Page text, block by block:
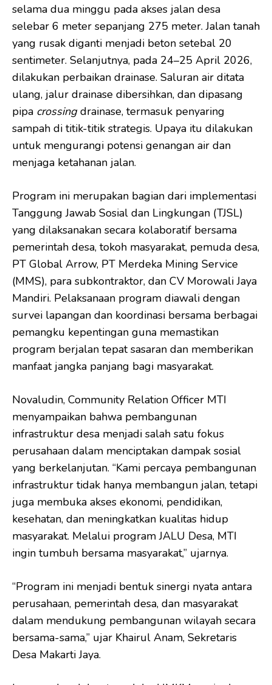
selama dua minggu pada akses jalan desa
selebar 6 meter sepanjang 275 meter. Jalan tanah
yang rusak diganti menjadi beton setebal 20
sentimeter. Selanjutnya, pada 24–25 April 2026,
dilakukan perbaikan drainase. Saluran air ditata
ulang, jalur drainase dibersihkan, dan dipasang
pipa crossingdrainase, termasuk penyaring
sampah di titik-titik strategis. Upaya itu dilakukan
untuk mengurangi potensi genangan air dan
menjaga ketahanan jalan.
Program ini merupakan bagian dari implementasi
Tanggung Jawab Sosial dan Lingkungan (TJSL)
yang dilaksanakan secara kolaboratif bersama
pemerintah desa, tokoh masyarakat, pemuda desa,
PT Global Arrow, PT Merdeka Mining Service
(MMS), para subkontraktor, dan CV Morowali Jaya
Mandiri. Pelaksanaan program diawali dengan
survei lapangan dan koordinasi bersama berbagai
pemangku kepentingan guna memastikan
program berjalan tepat sasaran dan memberikan
manfaat jangka panjang bagi masyarakat.
Novaludin, Community Relation Officer MTI
menyampaikan bahwa pembangunan
infrastruktur desa menjadi salah satu fokus
perusahaan dalam menciptakan dampak sosial
yang berkelanjutan. “Kami percaya pembangunan
infrastruktur tidak hanya membangun jalan, tetapi
juga membuka akses ekonomi, pendidikan,
kesehatan, dan meningkatkan kualitas hidup
masyarakat. Melalui program JALU Desa, MTI
ingin tumbuh bersama masyarakat,” ujarnya.
“Program ini menjadi bentuk sinergi nyata antara
perusahaan, pemerintah desa, dan masyarakat
dalam mendukung pembangunan wilayah secara
bersama-sama,” ujar Khairul Anam, Sekretaris
Desa Makarti Jaya.